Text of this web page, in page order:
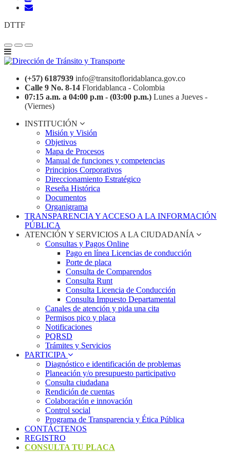
DTTF
(+57) 6187939 info@transitofloridablanca.gov.co
Calle 9 No. 8-14 Floridablanca - Colombia
07:15 a.m. a 04:00 p.m - (03:00 p.m.) Lunes a Jueves -
(Viernes)
INSTITUCIÓN
Misión y Visión
Objetivos
Mapa de Procesos
Manual de funciones y competencias
Principios Corporativos
Direccionamiento Estratégico
Reseña Histórica
Documentos
Organigrama
TRANSPARENCIA Y ACCESO A LA INFORMACIÓN
PÚBLICA
ATENCIÓN Y SERVICIOS A LA CIUDADANÍA
Consultas y Pagos Online
Pago en línea Licencias de conducción
Porte de placa
Consulta de Comparendos
Consulta Runt
Consulta Licencia de Conducción
Consulta Impuesto Departamental
Canales de atención y pida una cita
Permisos pico y placa
Notificaciones
PQRSD
Trámites y Servicios
PARTICIPA
Diagnóstico e identificación de problemas
Planeación y/o presupuesto participativo​
Consulta ciudadana
Rendición de cuentas
Colaboración e innovación
Control social
Programa de Transparencia y Ética Pública
CONTÁCTENOS
REGISTRO
CONSULTA TU PLACA